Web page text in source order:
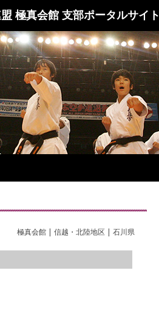
極真会館 支部ポータルサイト
極真会館 | 信越・北陸地区 | 石川県